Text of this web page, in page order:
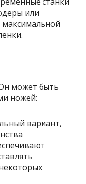
или
максимальной
может быть
ножей:
вариант,